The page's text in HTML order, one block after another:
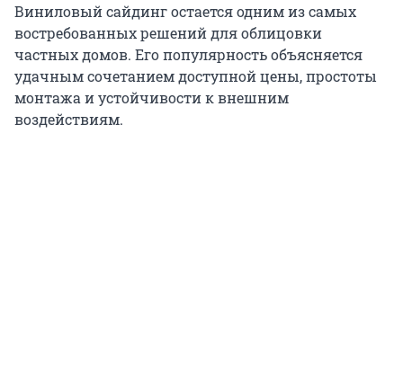
Виниловый сайдинг остается одним из самых
востребованных решений для облицовки
частных домов. Его популярность объясняется
удачным сочетанием доступной цены, простоты
монтажа и устойчивости к внешним
воздействиям.